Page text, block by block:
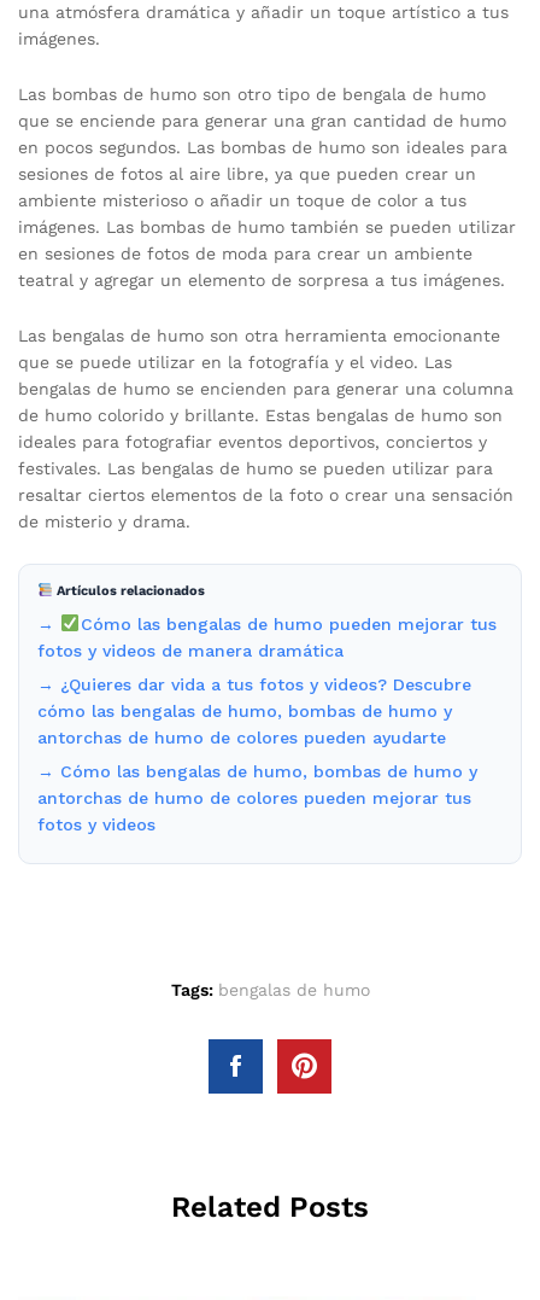
una atmósfera dramática y añadir un toque artístico a tus
imágenes.
Las bombas de humo son otro tipo de bengala de humo
que se enciende para generar una gran cantidad de humo
en pocos segundos. Las bombas de humo son ideales para
sesiones de fotos al aire libre, ya que pueden crear un
ambiente misterioso o añadir un toque de color a tus
imágenes. Las bombas de humo también se pueden utilizar
en sesiones de fotos de moda para crear un ambiente
teatral y agregar un elemento de sorpresa a tus imágenes.
Las bengalas de humo son otra herramienta emocionante
que se puede utilizar en la fotografía y el video. Las
bengalas de humo se encienden para generar una columna
de humo colorido y brillante. Estas bengalas de humo son
ideales para fotografiar eventos deportivos, conciertos y
festivales. Las bengalas de humo se pueden utilizar para
resaltar ciertos elementos de la foto o crear una sensación
de misterio y drama.
Artículos relacionados
→
Cómo las bengalas de humo pueden mejorar tus
fotos y videos de manera dramática
→ ¿Quieres dar vida a tus fotos y videos? Descubre
cómo las bengalas de humo, bombas de humo y
antorchas de humo de colores pueden ayudarte
→ Cómo las bengalas de humo, bombas de humo y
antorchas de humo de colores pueden mejorar tus
fotos y videos
Tags: bengalas de humo
Related Posts